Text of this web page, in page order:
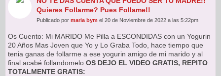
Quieres Follarme? Pues Follame!!
Publicado por maria bym el 20 de Noviembre de 2022 a las 5:22pm
Os Cuento: Mi MARIDO Me Pilla a ESCONDIDAS con un Yogurin
20 Años Mas Joven que Yo y Lo Graba Todo, hace tiempo que
tenia ganas de follarme a ese yogurin amigo de mi marido y al
final acabé follandomelo OS DEJO EL VIDEO GRATIS, REPITO
TOTALMENTE GRATIS: